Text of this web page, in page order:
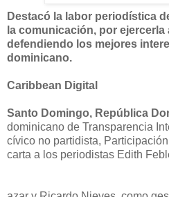
Destacó la labor periodística
la comunicación, por
defendiendo los mejores
dominicano.
Caribbean Digital
Santo Domingo, República
dominicano de Transparencia
cívico no partidista,
carta a los periodistas Edith